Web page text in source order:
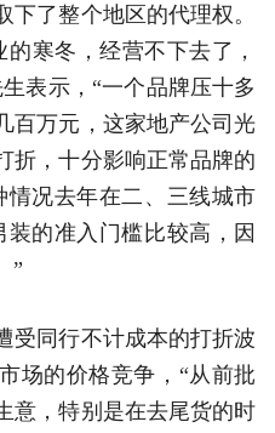
了整个地区的代理权。
寒冬，经营不下去了，
表示，“一个品牌压十多
百万元，这家地产公司光
折，十分影响正常品牌的
情况去年在二、三线城市
装的准入门槛比较高，因
”
受同行不计成本的打折波
场的价格竞争，“从前批
意，特别是在去尾货的时